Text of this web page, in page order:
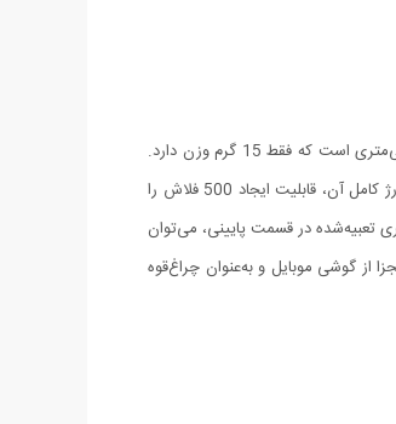
این محصول یک فلاش پرتابل کوچک با شانزده LED پرقدرت است که برای استفاده با گوشی‌های موبایل طراحی و ساخته‌شده است. ابعاد آن به‌اندازه یک مربع 4 × 4 سانتی‌متری است که فقط 15 گرم وزن دارد.
درون آن‌یک باتری لیتیومی قابل شارژ با ظرفیت 200 میلی‌آمپرساعت وجود دارد که از طریق کابل میکرو یو اس بی(به همراه محصول موجود است) شارژ می‌شود. یک‌بار شارژ کامل آن، قابلیت ایجاد 500 فلاش را
کوچکش عدد بزرگی است. در سمت چپ این محصل یک کلید کوچک برای تنظیم شدت نور در سه حالت وجود دارد. توسط جک 3.5 میلی‌متری تعبیه‌شده در قسمت پایینی، می‌توان
از گوشی موبایل و به‌عنوان چراغ‌قوه